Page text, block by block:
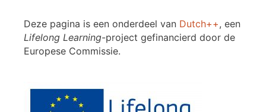
Deze pagina is een onderdeel van Dutch++, een
Lifelong Learning-project gefinancierd door de
Europese Commissie.